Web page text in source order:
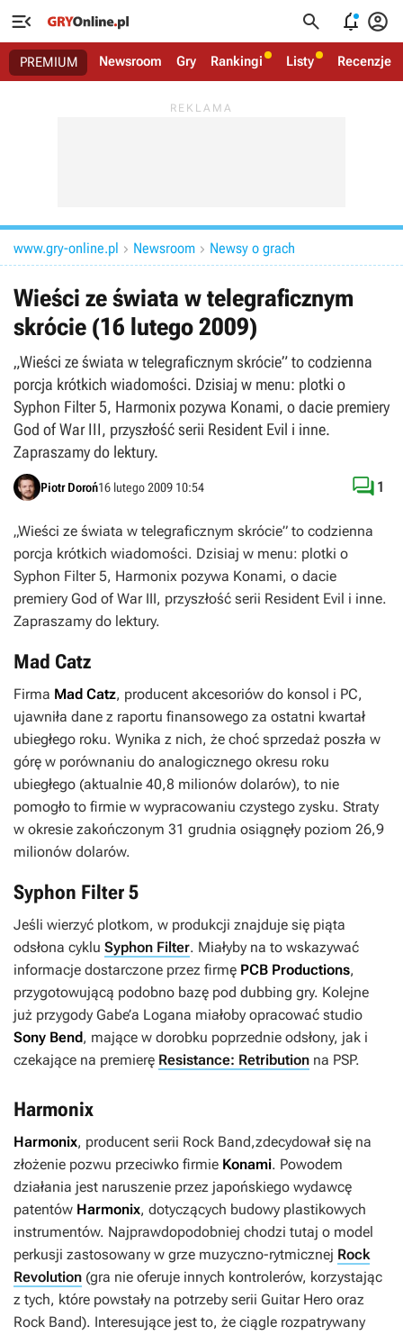
   
PREMIUM Newsroom Gry Rankingi Listy Recenzje
www.gry-online.pl  Newsroom  Newsy o grach
Wieści ze świata w telegraficznym
skrócie (16 lutego 2009)
„Wieści ze świata w telegraficznym skrócie” to codzienna
porcja krótkich wiadomości. Dzisiaj w menu: plotki o
Syphon Filter 5, Harmonix pozywa Konami, o dacie premiery
God of War III, przyszłość serii Resident Evil i inne.
Zapraszamy do lektury.
Piotr Doroń16 lutego 2009 10:54  1
„Wieści ze świata w telegraficznym skrócie” to codzienna
porcja krótkich wiadomości. Dzisiaj w menu: plotki o
Syphon Filter 5, Harmonix pozywa Konami, o dacie
premiery God of War III, przyszłość serii Resident Evil i inne.
Zapraszamy do lektury.
Mad Catz
Firma Mad Catz, producent akcesoriów do konsol i PC,
ujawniła dane z raportu finansowego za ostatni kwartał
ubiegłego roku. Wynika z nich, że choć sprzedaż poszła w
górę w porównaniu do analogicznego okresu roku
ubiegłego (aktualnie 40,8 milionów dolarów), to nie
pomogło to firmie w wypracowaniu czystego zysku. Straty
w okresie zakończonym 31 grudnia osiągnęły poziom 26,9
milionów dolarów.
Syphon Filter 5
Jeśli wierzyć plotkom, w produkcji znajduje się piąta
odsłona cyklu Syphon Filter. Miałyby na to wskazywać
informacje dostarczone przez firmę PCB Productions,
przygotowującą podobno bazę pod dubbing gry. Kolejne
już przygody Gabe’a Logana miałoby opracować studio
Sony Bend, mające w dorobku poprzednie odsłony, jak i
czekające na premierę Resistance: Retribution na PSP.
Harmonix
Harmonix, producent serii Rock Band,zdecydował się na
złożenie pozwu przeciwko firmie Konami. Powodem
działania jest naruszenie przez japońskiego wydawcę
patentów Harmonix, dotyczących budowy plastikowych
instrumentów. Najprawdopodobniej chodzi tutaj o model
perkusji zastosowany w grze muzyczno-rytmicznej Rock
Revolution (gra nie oferuje innych kontrolerów, korzystając
z tych, które powstały na potrzeby serii Guitar Hero oraz
Rock Band). Interesujące jest to, że ciągle rozpatrywany